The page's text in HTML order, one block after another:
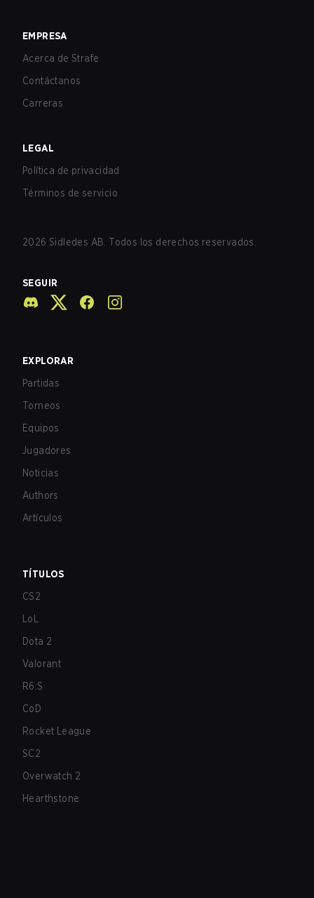
EMPRESA
Acerca de Strafe
Contáctanos
Carreras
LEGAL
Política de privacidad
Términos de servicio
2026 Sidledes AB. Todos los derechos reservados.
SEGUIR
EXPLORAR
Partidas
Torneos
Equipos
Jugadores
Noticias
Authors
Artículos
TÍTULOS
CS2
LoL
Dota 2
Valorant
R6:S
CoD
Rocket League
SC2
Overwatch 2
Hearthstone